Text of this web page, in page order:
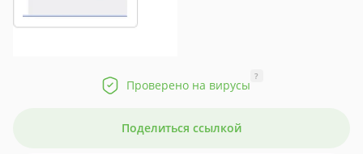
Проверено на вирусы
?
Поделиться ссылкой